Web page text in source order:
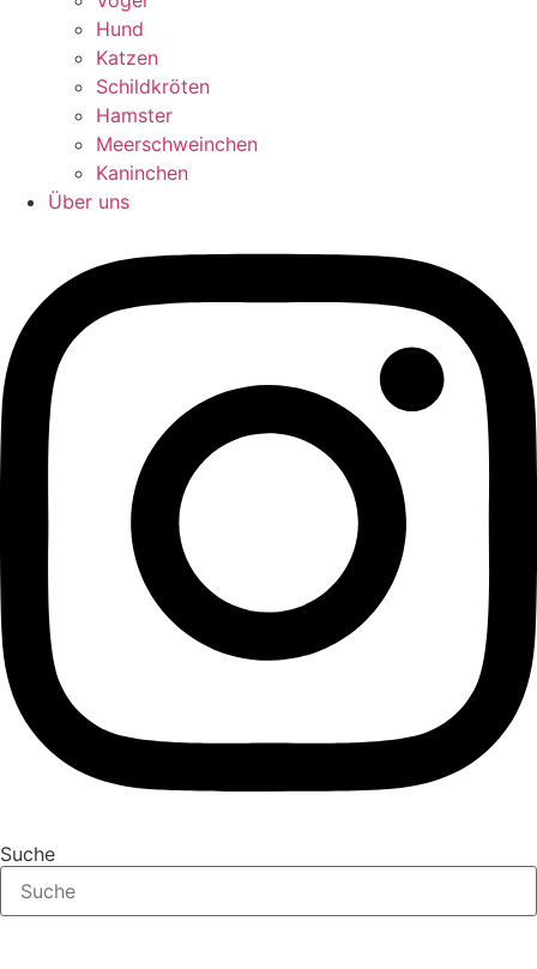
Hund
Katzen
Schildkröten
Hamster
Meerschweinchen
Kaninchen
Über uns
Suche